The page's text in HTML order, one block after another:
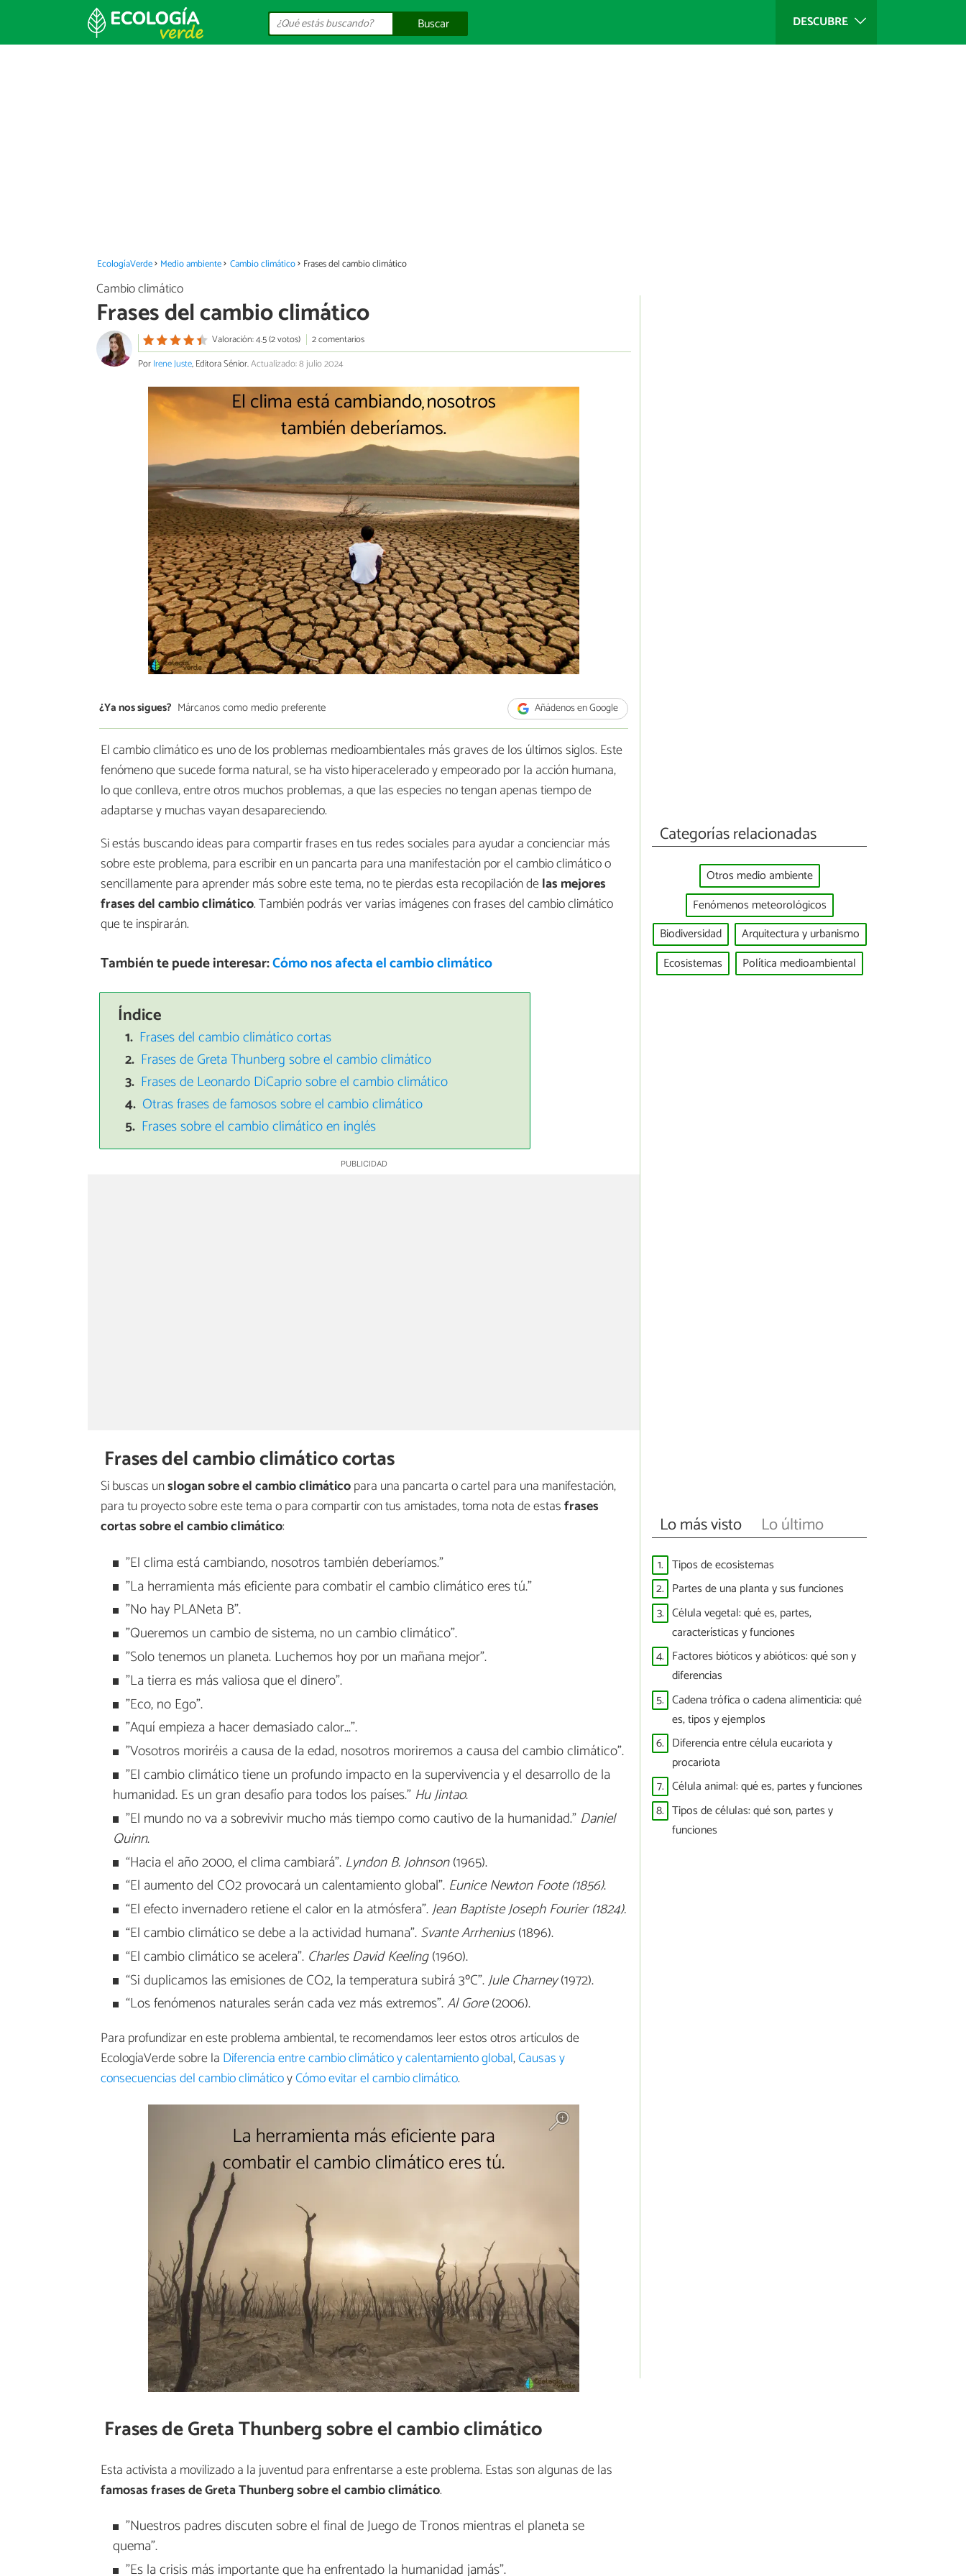
DESCUBRE
Buscar
EcologíaVerde Medio ambiente Cambio climático Frases del cambio climático
Cambio climático
Frases del cambio climático
Valoración: 4.5 (2 votos)
2 comentarios
PorIrene Juste, Editora Sénior.Actualizado: 8 julio 2024
¿Ya nos sigues? Márcanos como medio preferente Añádenos en Google
El cambio climático es uno de los problemas medioambientales más graves de los últimos siglos. Este
fenómeno que sucede forma natural, se ha visto hiperacelerado y empeorado por la acción humana,
lo que conlleva, entre otros muchos problemas, a que las especies no tengan apenas tiempo de
adaptarse y muchas vayan desapareciendo.
Si estás buscando ideas para compartir frases en tus redes sociales para ayudar a concienciar más
sobre este problema, para escribir en un pancarta para una manifestación por el cambio climático o
sencillamente para aprender más sobre este tema, no te pierdas esta recopilación delas mejores
frases del cambio climático. También podrás ver varias imágenes con frases del cambio climático
que te inspirarán.
También te puede interesar:Cómo nos afecta el cambio climático
Índice
Frases del cambio climático cortas
Frases de Greta Thunberg sobre el cambio climático
Frases de Leonardo DiCaprio sobre el cambio climático
Otras frases de famosos sobre el cambio climático
Frases sobre el cambio climático en inglés
Frases del cambio climático cortas
Si buscas unslogan sobre el cambio climáticopara una pancarta o cartel para una manifestación,
para tu proyecto sobre este tema o para compartir con tus amistades, toma nota de estasfrases
cortas sobre el cambio climático:
"El clima está cambiando, nosotros también deberíamos."
"La herramienta más eficiente para combatir el cambio climático eres tú."
"No hay PLANeta B".
"Queremos un cambio de sistema, no un cambio climático".
"Solo tenemos un planeta. Luchemos hoy por un mañana mejor".
"La tierra es más valiosa que el dinero".
"Eco, no Ego".
"Aquí empieza a hacer demasiado calor...".
"Vosotros moriréis a causa de la edad, nosotros moriremos a causa del cambio climático".
"El cambio climático tiene un profundo impacto en la supervivencia y el desarrollo de la
humanidad. Es un gran desafío para todos los países." Hu Jintao.
"El mundo no va a sobrevivir mucho más tiempo como cautivo de la humanidad." Daniel
Quinn.
“Hacia el año 2000, el clima cambiará”.Lyndon B. Johnson(1965).
“El aumento del CO2 provocará un calentamiento global”. Eunice Newton Foote (1856).
“El efecto invernadero retiene el calor en la atmósfera”.Jean Baptiste Joseph Fourier (1824).
“El cambio climático se debe a la actividad humana”.Svante Arrhenius(1896).
“El cambio climático se acelera”. Charles David Keeling(1960).
“Si duplicamos las emisiones de CO2, la temperatura subirá 3ºC”.Jule Charney(1972).
“Los fenómenos naturales serán cada vez más extremos”.Al Gore(2006).
Para profundizar en este problema ambiental, te recomendamos leer estos otros artículos de
EcologíaVerde sobre la Diferencia entre cambio climático y calentamiento global,Causas y
consecuencias del cambio climáticoyCómo evitar el cambio climático.
Frases de Greta Thunberg sobre el cambio climático
Esta activista a movilizado a la juventud para enfrentarse a este problema. Estas son algunas de las
famosas frases de Greta Thunberg sobre el cambio climático.
"Nuestros padres discuten sobre el final de Juego de Tronos mientras el planeta se
quema".
"Es la crisis más importante que ha enfrentado la humanidad jamás".
Categorías relacionadas
Otros medio ambiente
Fenómenos meteorológicos
Biodiversidad
Arquitectura y urbanismo
Ecosistemas
Política medioambiental
Lo más visto Lo último
1. Tipos de ecosistemas
2. Partes de una planta y sus funciones
3. Célula vegetal: qué es, partes,
características y funciones
4. Factores bióticos y abióticos: qué son y
diferencias
5. Cadena trófica o cadena alimenticia: qué
es, tipos y ejemplos
6. Diferencia entre célula eucariota y
procariota
7. Célula animal: qué es, partes y funciones
8. Tipos de células: qué son, partes y
funciones